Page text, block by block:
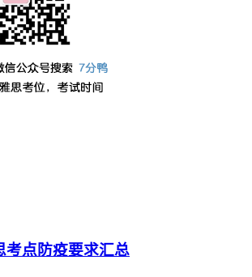
考点防疫要求汇总